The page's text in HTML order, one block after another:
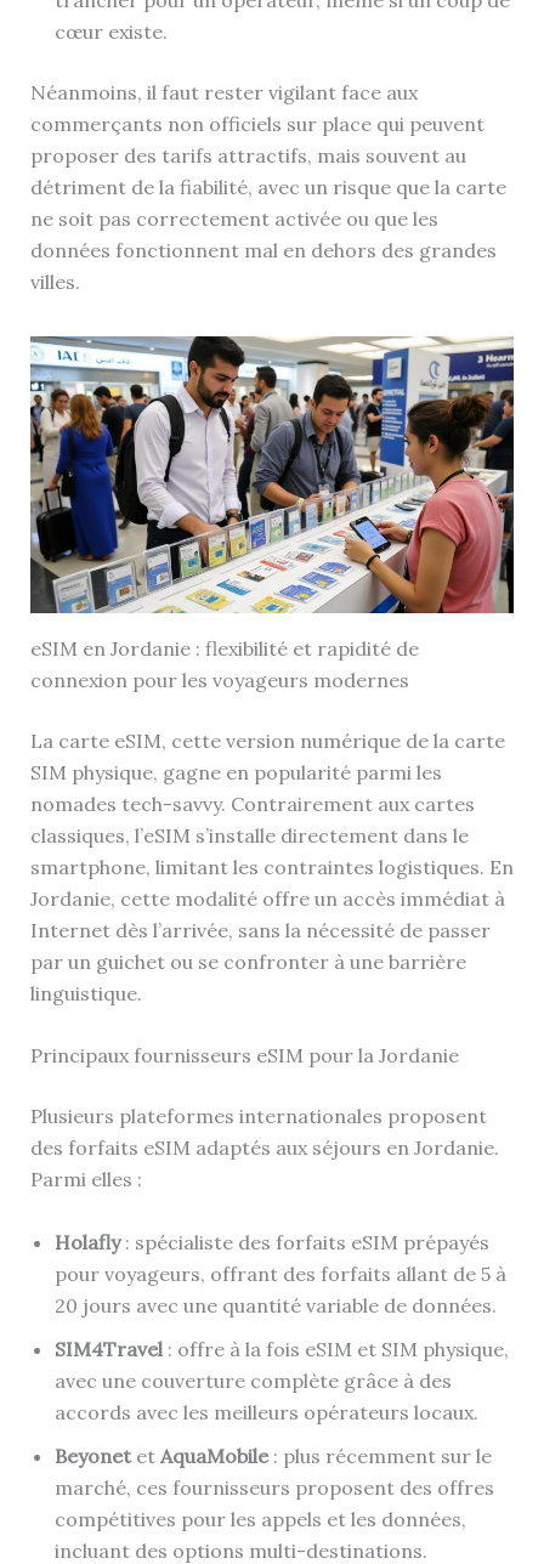
cœur existe.
Néanmoins, il faut rester vigilant face aux
commerçants non officiels sur place qui peuvent
proposer des tarifs attractifs, mais souvent au
détriment de la fiabilité, avec un risque que la carte
ne soit pas correctement activée ou que les
données fonctionnent mal en dehors des grandes
villes.
eSIM en Jordanie : flexibilité et rapidité de
connexion pour les voyageurs modernes
La carte eSIM, cette version numérique de la carte
SIM physique, gagne en popularité parmi les
nomades tech-savvy. Contrairement aux cartes
classiques, l’eSIM s’installe directement dans le
smartphone, limitant les contraintes logistiques. En
Jordanie, cette modalité offre un accès immédiat à
Internet dès l’arrivée, sans la nécessité de passer
par un guichet ou se confronter à une barrière
linguistique.
Principaux fournisseurs eSIM pour la Jordanie
Plusieurs plateformes internationales proposent
des forfaits eSIM adaptés aux séjours en Jordanie.
Parmi elles :
Holafly: spécialiste des forfaits eSIM prépayés
pour voyageurs, offrant des forfaits allant de 5 à
20 jours avec une quantité variable de données.
SIM4Travel: offre à la fois eSIM et SIM physique,
avec une couverture complète grâce à des
accords avec les meilleurs opérateurs locaux.
Beyonetet AquaMobile: plus récemment sur le
marché, ces fournisseurs proposent des offres
compétitives pour les appels et les données,
incluant des options multi-destinations.